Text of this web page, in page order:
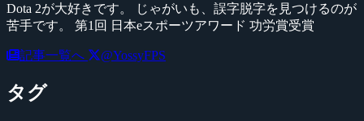
Dota 2が大好きです。 じゃがいも、誤字脱字を見つけるのが
苦手です。 第1回 日本eスポーツアワード 功労賞受賞
記事一覧へ @YossyFPS
タグ